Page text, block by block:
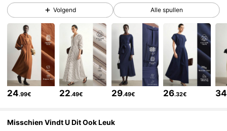
176K Volgers
4.78 176K Volgers
4.78 176K Volgers
Volgend Alle spullen
24.99€ 22.49€ 29.49€ 26.32€ 34
Misschien Vindt U Dit Ook Leuk